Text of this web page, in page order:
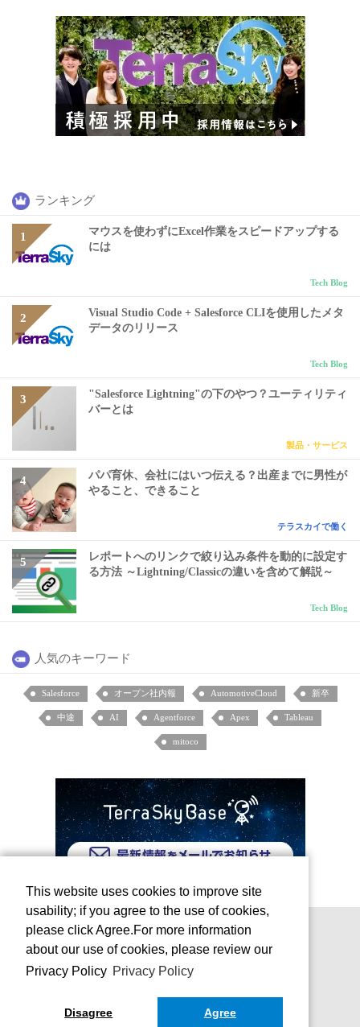
ランキング
マウスを使わずにExcel作業をスピードアップする
には
Tech Blog
Visual Studio Code + Salesforce CLIを使用したメタ
データのリリース
Tech Blog
"Salesforce Lightning"の下のやつ？ユーティリティ
バーとは
製品・サービス
パパ育休、会社にはいつ伝える？出産までに男性が
やること、できること
テラスカイで働く
レポートへのリンクで絞り込み条件を動的に設定す
る方法 ～Lightning/Classicの違いを含めて解説～
Tech Blog
人気のキーワード
Salesforce オープン社内報 AutomotiveCloud 新卒
中途 AI Agentforce Apex Tableau
mitoco
お問い合わせ 運営会社
This website uses cookies to improve site
usability; if you agree to the use of cookies,
please click Agree.For more information
about our use of cookies, please review our
Privacy Policy Privacy Policy
Disagree Agree